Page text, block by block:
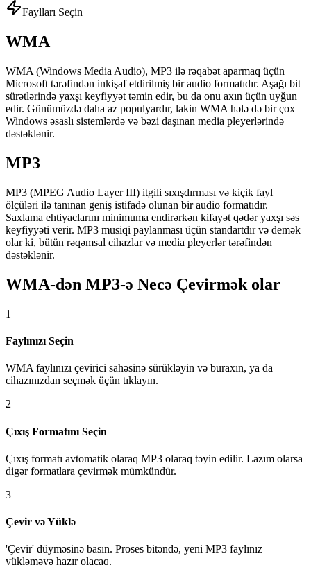
Faylları Seçin
WMA
WMA (Windows Media Audio), MP3 ilə rəqabət aparmaq üçün
Microsoft tərəfindən inkişaf etdirilmiş bir audio formatıdır. Aşağı bit
sürətlərində yaxşı keyfiyyət təmin edir, bu da onu axın üçün uyğun
edir. Günümüzdə daha az populyardır, lakin WMA hələ də bir çox
Windows əsaslı sistemlərdə və bəzi daşınan media pleyerlərində
dəstəklənir.
MP3
MP3 (MPEG Audio Layer III) itgili sıxışdırması və kiçik fayl
ölçüləri ilə tanınan geniş istifadə olunan bir audio formatıdır.
Saxlama ehtiyaclarını minimuma endirərkən kifayət qədər yaxşı səs
keyfiyyəti verir. MP3 musiqi paylanması üçün standartdır və demək
olar ki, bütün rəqəmsal cihazlar və media pleyerlər tərəfindən
dəstəklənir.
WMA-dən MP3-ə Necə Çevirmək olar
1
Faylınızı Seçin
WMA faylınızı çevirici sahəsinə sürükləyin və buraxın, ya da
cihazınızdan seçmək üçün tıklayın.
2
Çıxış Formatını Seçin
Çıxış formatı avtomatik olaraq MP3 olaraq təyin edilir. Lazım olarsa
digər formatlara çevirmək mümkündür.
3
Çevir və Yüklə
'Çevir' düyməsinə basın. Proses bitəndə, yeni MP3 faylınız
yükləməyə hazır olacaq.